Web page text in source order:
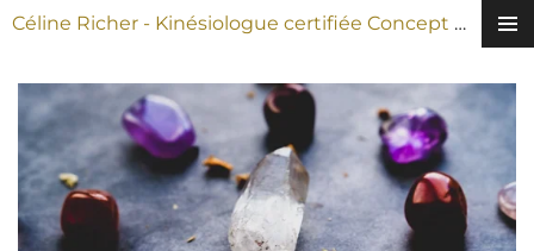
Passer
contenu
principal
Céline Richer - Kinésiologue certifiée Concept Bien-être